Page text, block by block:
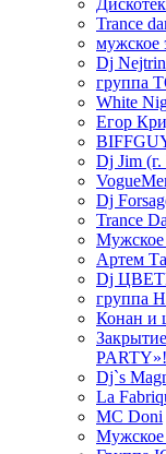
Trance
мужское
Dj
группа
White
Егор
Dj Jim
Dj
Trance
Мужское
Артем
Dj
группа
Конан и
Dj`s
La
MC Doni
Мужское